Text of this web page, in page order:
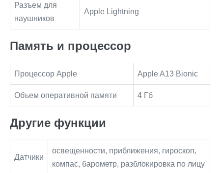
Разъем для
наушников
Apple Lightning
Память и процессор
Процессор Apple Apple A13 Bionic
Объем оперативной памяти 4 Гб
Другие функции
Датчики
освещенности, приближения, гироскоп,
компас, барометр, разблокировка по лицу